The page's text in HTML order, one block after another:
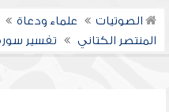
الصوتيات علماء ودعاة
المنتصر الكتاني
تفسير